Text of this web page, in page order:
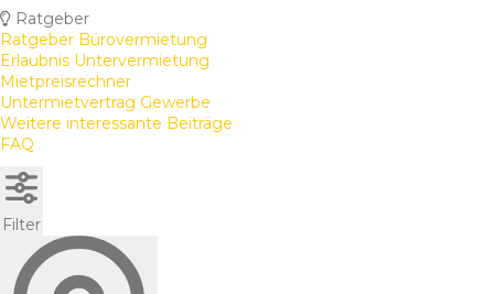
Ratgeber
Ratgeber Bürovermietung
Erlaubnis Untervermietung
Mietpreisrechner
Untermietvertrag Gewerbe
Weitere interessante Beiträge
FAQ
Filter